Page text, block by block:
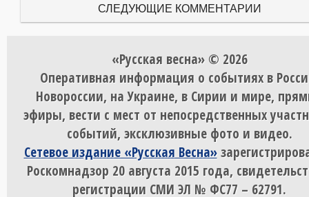
СЛЕДУЮЩИЕ КОММЕНТАРИИ
«Русская весна» © 2026
Оперативная информация о событиях в
Новороссии, на Украине, в Сирии и мире,
эфиры, вести с мест от непосредственных
событий, эксклюзивные фото и видео.
Сетевое издание «Русская Весна»
Роскомнадзор 20 августа 2015 года,
регистрации СМИ ЭЛ № ФС77 – 62791.